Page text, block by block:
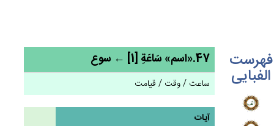
فهرست
الفبایی
47.«اسم» سَاعَة‌ِ [1] ← سوع
ساعت / وقت / قیامت
آیات